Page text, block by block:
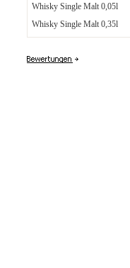
Whisky Single Malt 0,05l
Whisky Single Malt 0,35l